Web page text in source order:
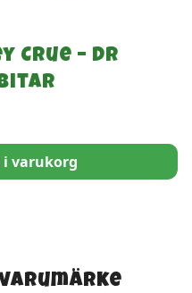
Crue – Dr
bitar
varukorg